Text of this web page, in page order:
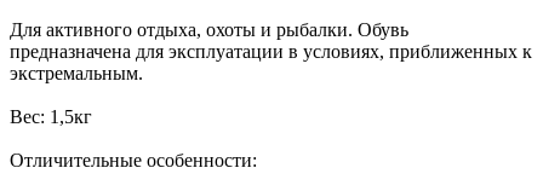
Для активного отдыха, охоты и рыбалки. Обувь
предназначена для эксплуатации в условиях, приближенных к
экстремальным.
Вес: 1,5кг
Отличительные особенности: